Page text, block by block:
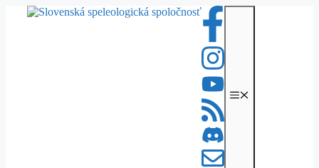
Preskočiť
Menu